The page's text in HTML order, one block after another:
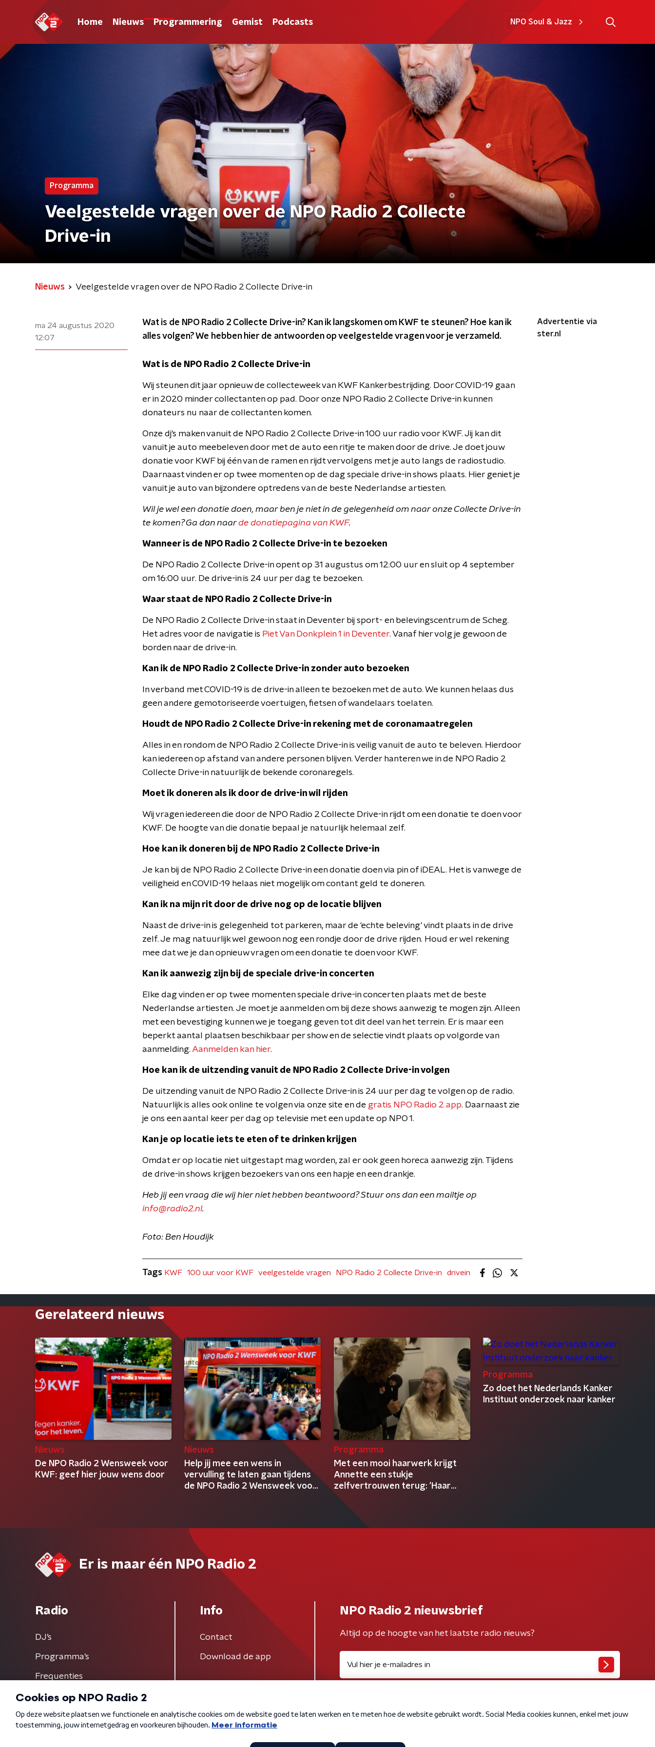
Home Nieuws Programmering Gemist Podcasts NPO Soul & Jazz
Programma
Veelgestelde vragen over de NPO Radio 2 Collecte
Drive-in
Nieuws Veelgestelde vragen over de NPO Radio 2 Collecte Drive-in
ma 24 augustus 2020
12:07
Wat is de NPO Radio 2 Collecte Drive-in? Kan ik langskomen om KWF te steunen? Hoe kan ik
alles volgen? We hebben hier de antwoorden op veelgestelde vragen voor je verzameld.
Wat is de NPO Radio 2 Collecte Drive-in
Wij steunen dit jaar opnieuw de collecteweek van KWF Kankerbestrijding. Door COVID-19 gaan
er in 2020 minder collectanten op pad. Door onze NPO Radio 2 Collecte Drive-in kunnen
donateurs nu naar de collectanten komen.
Onze dj's maken vanuit de NPO Radio 2 Collecte Drive-in 100 uur radio voor KWF. Jij kan dit
vanuit je auto meebeleven door met de auto een ritje te maken door de drive. Je doet jouw
donatie voor KWF bij één van de ramen en rijdt vervolgens met je auto langs de radiostudio.
Daarnaast vinden er op twee momenten op de dag speciale drive-in shows plaats. Hier geniet je
vanuit je auto van bijzondere optredens van de beste Nederlandse artiesten.
Wil je wel een donatie doen, maar ben je niet in de gelegenheid om naar onze Collecte Drive-in
te komen? Ga dan naarde donatiepagina van KWF.
Wanneer is de NPO Radio 2 Collecte Drive-in te bezoeken
De NPO Radio 2 Collecte Drive-in opent op 31 augustus om 12:00 uur en sluit op 4 september
om 16:00 uur. De drive-in is 24 uur per dag te bezoeken.
Waar staat de NPO Radio 2 Collecte Drive-in
De NPO Radio 2 Collecte Drive-in staat in Deventer bij sport- en belevingscentrum de Scheg.
Het adres voor de navigatie is Piet Van Donkplein 1 in Deventer. Vanaf hier volg je gewoon de
borden naar de drive-in.
Kan ik de NPO Radio 2 Collecte Drive-in zonder auto bezoeken
In verband met COVID-19 is de drive-in alleen te bezoeken met de auto. We kunnen helaas dus
geen andere gemotoriseerde voertuigen, fietsen of wandelaars toelaten.
Houdt de NPO Radio 2 Collecte Drive-in rekening met de coronamaatregelen
Alles in en rondom de NPO Radio 2 Collecte Drive-in is veilig vanuit de auto te beleven. Hierdoor
kan iedereen op afstand van andere personen blijven. Verder hanteren we in de NPO Radio 2
Collecte Drive-in natuurlijk de bekende coronaregels.
Moet ik doneren als ik door de drive-in wil rijden
Wij vragen iedereen die door de NPO Radio 2 Collecte Drive-in rijdt om een donatie te doen voor
KWF. De hoogte van die donatie bepaal je natuurlijk helemaal zelf.
Hoe kan ik doneren bij de NPO Radio 2 Collecte Drive-in
Je kan bij de NPO Radio 2 Collecte Drive-in een donatie doen via pin of iDEAL. Het is vanwege de
veiligheid en COVID-19 helaas niet mogelijk om contant geld te doneren.
Kan ik na mijn rit door de drive nog op de locatie blijven
Naast de drive-in is gelegenheid tot parkeren, maar de 'echte beleving' vindt plaats in de drive
zelf. Je mag natuurlijk wel gewoon nog een rondje door de drive rijden. Houd er wel rekening
mee dat we je dan opnieuw vragen om een donatie te doen voor KWF.
Kan ik aanwezig zijn bij de speciale drive-in concerten
Elke dag vinden er op twee momenten speciale drive-in concerten plaats met de beste
Nederlandse artiesten. Je moet je aanmelden om bij deze shows aanwezig te mogen zijn. Alleen
met een bevestiging kunnen we je toegang geven tot dit deel van het terrein. Er is maar een
beperkt aantal plaatsen beschikbaar per show en de selectie vindt plaats op volgorde van
aanmelding. Aanmelden kan hier.
Hoe kan ik de uitzending vanuit de NPO Radio 2 Collecte Drive-in volgen
De uitzending vanuit de NPO Radio 2 Collecte Drive-in is 24 uur per dag te volgen op de radio.
Natuurlijk is alles ook online te volgen via onze site en de gratis NPO Radio 2 app. Daarnaast zie
je ons een aantal keer per dag op televisie met een update op NPO 1.
Kan je op locatie iets te eten of te drinken krijgen
Omdat er op locatie niet uitgestapt mag worden, zal er ook geen horeca aanwezig zijn. Tijdens
de drive-in shows krijgen bezoekers van ons een hapje en een drankje.
Heb jij een vraag die wij hier niet hebben beantwoord? Stuur ons dan een mailtje op
info@radio2.nl.
Foto: Ben Houdijk
Advertentie via
ster.nl
Tags KWF 100 uur voor KWF veelgestelde vragen NPO Radio 2 Collecte Drive-in drivein
Gerelateerd nieuws
Nieuws
De NPO Radio 2 Wensweek voor
KWF: geef hier jouw wens door
Nieuws
Help jij mee een wens in
vervulling te laten gaan tijdens
de NPO Radio 2 Wensweek voor
Programma
Met een mooi haarwerk krijgt
Annette een stukje
zelfvertrouwen terug: 'Haar
doet zoveel'
Programma
Zo doet het Nederlands Kanker
Instituut onderzoek naar kanker
Er is maar één NPO Radio 2
Radio
DJ’s
Programma's
Frequenties
Info
Contact
Download de app
NPO Radio 2 nieuwsbrief
Altijd op de hoogte van het laatste radio nieuws?
Algemene voorwaarden Privacybeleid